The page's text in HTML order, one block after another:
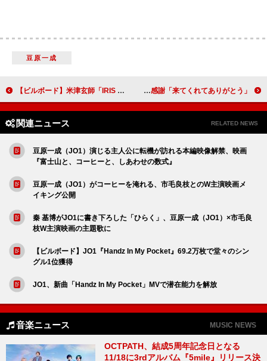
豆原一成
【ビルボード】米津玄師「IRIS OUT」勢い止まらず7冠キープ マライア・キャリー、都内サイン会でファンに直接感謝「来てくれてありがとう」
関連ニュース RELATED NEWS
豆原一成（JO1）演じる主人公に転機が訪れる本編映像解禁、映画
『富士山と、コーヒーと、しあわせの数式』
豆原一成（JO1）がコーヒーを淹れる、市毛良枝とのW主演映画メ
イキング公開
秦 基博がJO1に書き下ろした「ひらく」、豆原一成（JO1）×市毛良
枝W主演映画の主題歌に
【ビルボード】JO1『Handz In My Pocket』69.2万枚で堂々のシン
グル1位獲得
JO1、新曲「Handz In My Pocket」MVで潜在能力を解放
音楽ニュース MUSIC NEWS
OCTPATH、結成5周年記念日となる
11/18に3rdアルバム『5mile』リリース決